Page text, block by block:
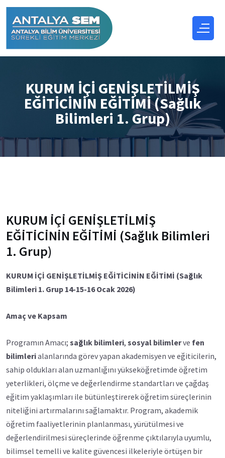
KURUM İÇİ GENİŞLETİLMİŞ
EĞİTİCİNİN EĞİTİMİ (Sağlık
Bilimleri 1. Grup)
KURUM İÇİ GENİŞLETİLMİŞ
EĞİTİCİNİN EĞİTİMİ (Sağlık Bilimleri
1. Grup)
KURUM İÇİ GENİŞLETİLMİŞ EĞİTİCİNİN EĞİTİMİ (Sağlık
Bilimleri 1. Grup 14-15-16 Ocak 2026)
Amaç ve Kapsam
Programın Amacı; sağlık bilimleri, sosyal bilimlerve fen
bilimlerialanlarında görev yapan akademisyen ve eğiticilerin,
sahip oldukları alan uzmanlığını yükseköğretimde öğretim
yeterlikleri, ölçme ve değerlendirme standartları ve çağdaş
eğitim yaklaşımları ile bütünleştirerek öğretim süreçlerinin
niteliğini artırmalarını sağlamaktır. Program, akademik
öğretim faaliyetlerinin planlanması, yürütülmesi ve
değerlendirilmesi süreçlerinde öğrenme çıktılarıyla uyumlu,
bilimsel temelli ve kalite güvencesi ilkeleriyle örtüşen bir